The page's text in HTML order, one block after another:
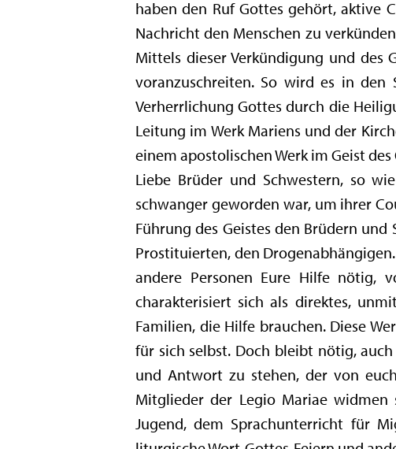
haben den Ruf Gottes gehört, aktive
Nachricht den Menschen zu
Mittels dieser Verkündigung und des
voranzuschreiten. So wird es in den
Verherrlichung Gottes durch die
Leitung im Werk Mariens und der
einem apostolischen Werk im Geist
Liebe Brüder und Schwestern, so
schwanger geworden war, um ihrer
Führung des Geistes den Brüdern
Prostituierten, den
andere Personen Eure Hilfe nötig,
charakterisiert sich als direktes,
Familien, die Hilfe brauchen. Diese
für sich selbst. Doch bleibt nötig,
und Antwort zu stehen, der von
Mitglieder der Legio Mariae
Jugend, dem Sprachunterricht für